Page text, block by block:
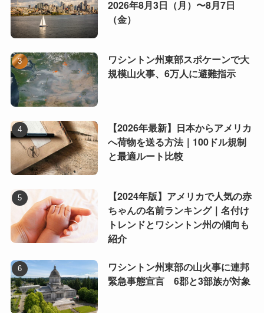
2026年8月3日（月）〜8月7日
（金）
ワシントン州東部スポケーンで大
規模山火事、6万人に避難指示
【2026年最新】日本からアメリカ
へ荷物を送る方法｜100ドル規制
と最適ルート比較
【2024年版】アメリカで人気の赤
ちゃんの名前ランキング｜名付け
トレンドとワシントン州の傾向も
紹介
ワシントン州東部の山火事に連邦
緊急事態宣言 6郡と3部族が対象